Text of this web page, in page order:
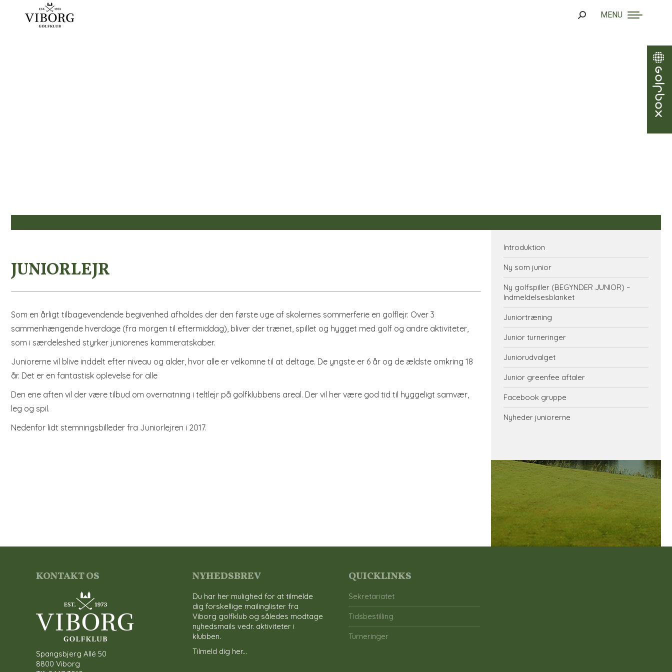
MENU
Search:
JUNIORLEJR
Som en årligt tilbagevendende begivenhed afholdes der den første uge af skolernes sommerferie en golflejr. Over 3
sammenhængende hverdage (fra morgen til eftermiddag), bliver der trænet, spillet og hygget med golf og andre aktiviteter,
som i særdeleshed styrker juniorenes kammeratskaber.
Juniorerne vil blive inddelt efter niveau og alder, hvor alle er velkomne til at deltage. De yngste er 6 år og de ældste omkring 18
år. Det er en fantastisk oplevelse for alle
Den ene aften vil der være tilbud om overnatning i teltlejr på golfklubbens areal. Der vil her være god tid til hyggeligt samvær,
leg og spil.
Nedenfor lidt stemningsbilleder fra Juniorlejren i 2017.
Introduktion
Ny som junior
Ny golfspiller (BEGYNDER JUNIOR) –
Indmeldelsesblanket
Juniortræning
Junior turneringer
Juniorudvalget
Junior greenfee aftaler
Facebook gruppe
Nyheder juniorerne
KONTAKT OS
Spangsbjerg Allé 50
8800 Viborg
NYHEDSBREV
Du har her mulighed for at tilmelde
dig forskellige mailinglister fra
Viborg golfklub og således modtage
nyhedsmails vedr. aktiviteter i
klubben.
Tilmeld dig her...
QUICKLINKS
Sekretariatet
Tidsbestilling
Turneringer